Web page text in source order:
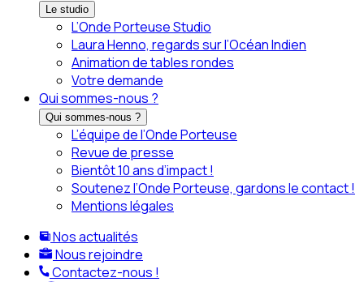
Le studio
L’Onde Porteuse Studio
Laura Henno, regards sur l’Océan Indien
Animation de tables rondes
Votre demande
Qui sommes-nous ?
Qui sommes-nous ?
L’équipe de l’Onde Porteuse
Revue de presse
Bientôt 10 ans d’impact !
Soutenez l’Onde Porteuse, gardons le contact !
Mentions légales
Nos actualités
Nous rejoindre
Contactez-nous !